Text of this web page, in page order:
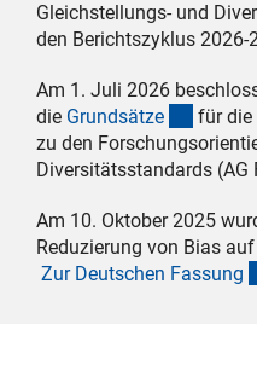
Gleichstellungs- und
den Berichtszyklus 2026-
Am 1. Juli 2026
die Grundsätze
für die
zu den
Diversitätsstandards (AG
Am 10. Oktober 2025
Reduzierung von Bias auf
Zur Deutschen Fassung